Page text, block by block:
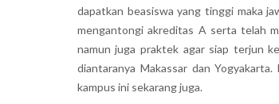
dapatkan beasiswa yang tinggi maka
mengantongi akreditas A serta telah
namun juga praktek agar siap terjun
diantaranya Makassar dan
kampus ini sekarang juga.